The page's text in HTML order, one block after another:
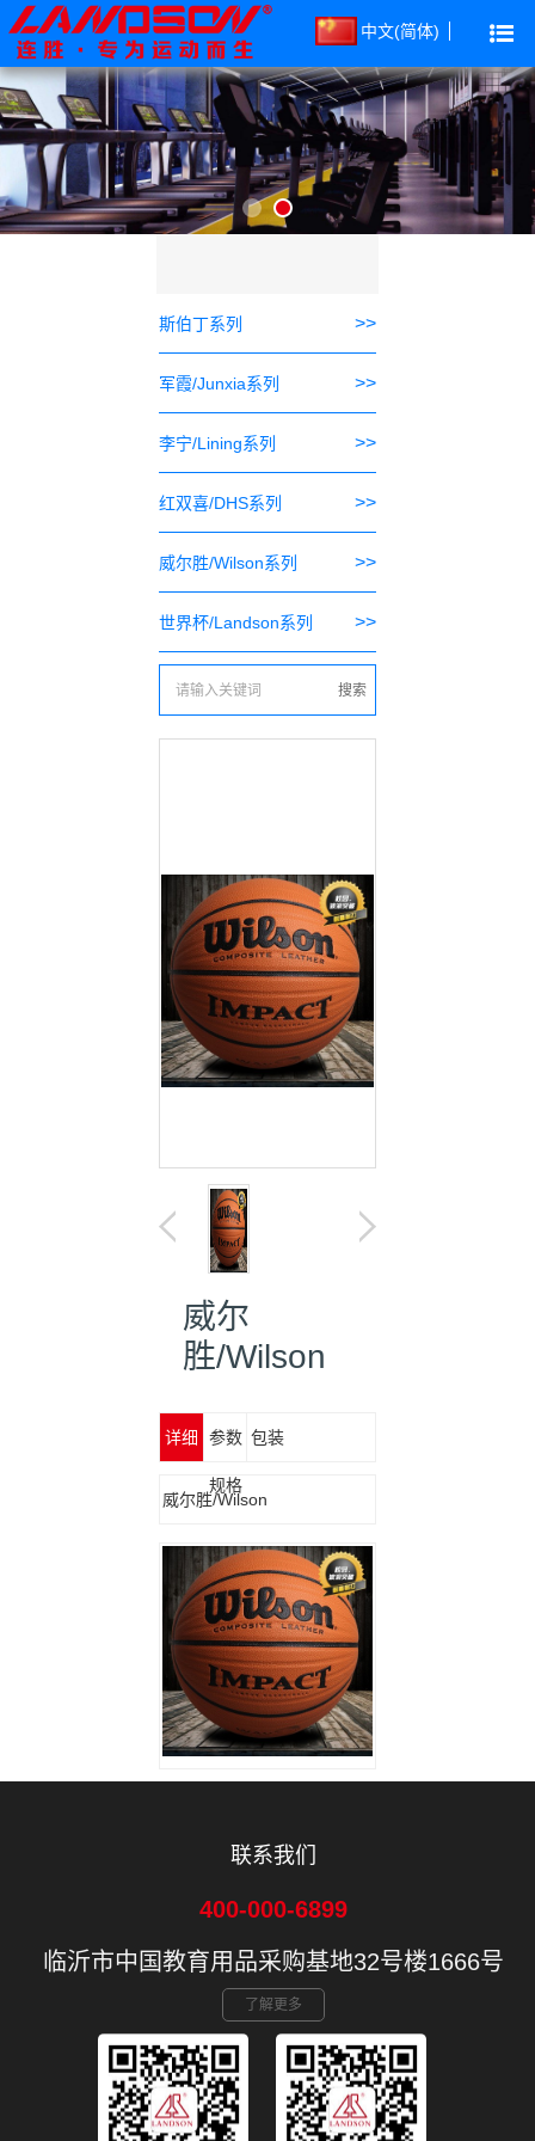
中文(简体)
斯伯丁系列 >>
军霞/Junxia系列 >>
李宁/Lining系列 >>
红双喜/DHS系列 >>
威尔胜/Wilson系列 >>
世界杯/Landson系列 >>
威尔
胜/Wilson
详细 参数
规格
包装
威尔胜/Wilson
联系我们
400-000-6899
临沂市中国教育用品采购基地32号楼1666号
了解更多